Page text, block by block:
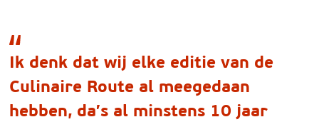
Ik denk dat wij elke editie van de
Culinaire Route al meegedaan
hebben, da’s al minstens 10 jaar